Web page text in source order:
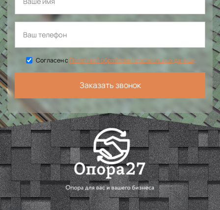
Согласен сПолитикой обработки персональных данных
Заказать звонок